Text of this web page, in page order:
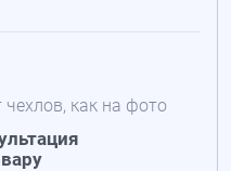
как на фото